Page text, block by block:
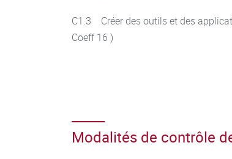
C1.3 Créer des outils et des
Coeff 16 )
Modalités de contrôle